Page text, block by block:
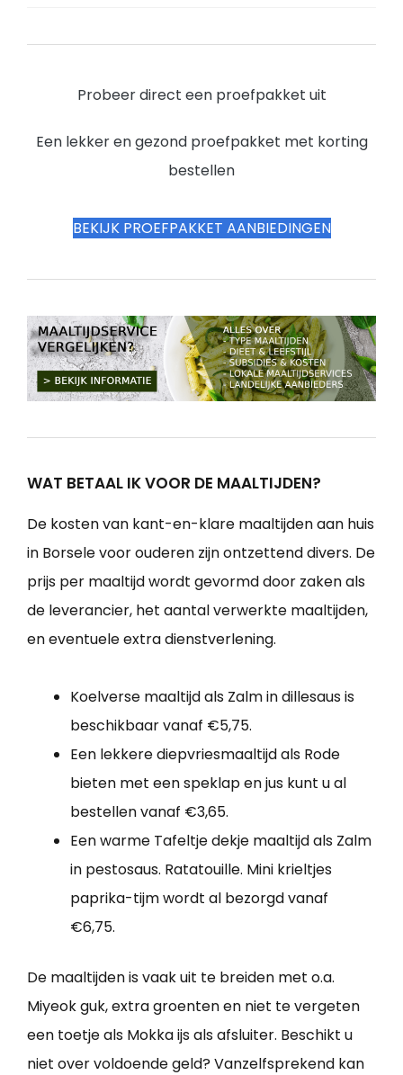
Probeer direct een proefpakket uit
Een lekker en gezond proefpakket met korting
bestellen
BEKIJK PROEFPAKKET AANBIEDINGEN
WAT BETAAL IK VOOR DE MAALTIJDEN?
De kosten van kant-en-klare maaltijden aan huis
in Borsele voor ouderen zijn ontzettend divers. De
prijs per maaltijd wordt gevormd door zaken als
de leverancier, het aantal verwerkte maaltijden,
en eventuele extra dienstverlening.
Koelverse maaltijd als Zalm in dillesaus is
beschikbaar vanaf €5,75.
Een lekkere diepvriesmaaltijd als Rode
bieten met een speklap en jus kunt u al
bestellen vanaf €3,65.
Een warme Tafeltje dekje maaltijd als Zalm
in pestosaus. Ratatouille. Mini krieltjes
paprika-tijm wordt al bezorgd vanaf
€6,75.
De maaltijden is vaak uit te breiden met o.a.
Miyeok guk, extra groenten en niet te vergeten
een toetje als Mokka ijs als afsluiter. Beschikt u
niet over voldoende geld? Vanzelfsprekend kan